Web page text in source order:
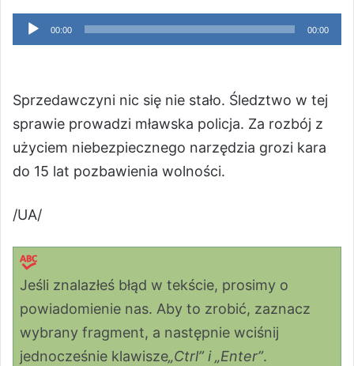
Odtwarzacz
plików
00:00 00:00
Sprzedawczyni nic się nie stało. Śledztwo w tej
sprawie prowadzi mławska policja. Za rozbój z
użyciem niebezpiecznego narzędzia grozi kara
do 15 lat pozbawienia wolności.
/UA/
Jeśli znalazłeś błąd w tekście, prosimy o
powiadomienie nas. Aby to zrobić, zaznacz
wybrany fragment, a następnie wciśnij
jednocześnie klawisze„Ctrl” i „Enter”.